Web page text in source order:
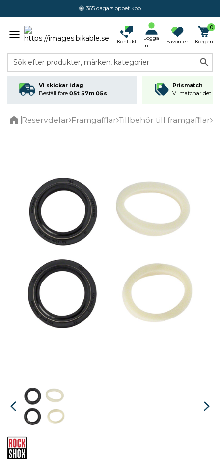
365 dagars öppet köp
Kontakt
Logga
in
Favoriter
0
Korgen
Sök efter produkter, märken, kategorier
Vi skickar idag
Beställ före 05t 57m 05s
Prismatch
Vi matchar det
Reservdelar Framgafflar Tillbehör till framgafflar